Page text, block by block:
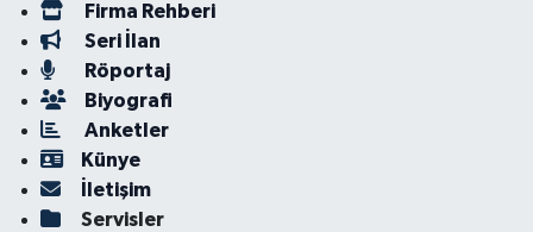
Firma Rehberi
Seri İlan
Röportaj
Biyografi
Anketler
Künye
İletişim
Servisler